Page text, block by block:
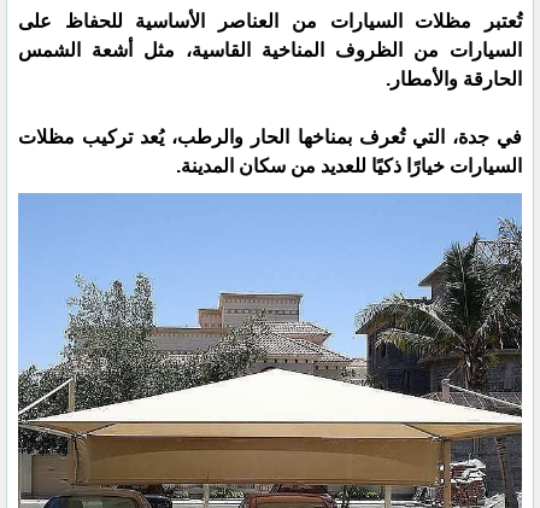
تُعتبر مظلات السيارات من العناصر الأساسية للحفاظ على
السيارات من الظروف المناخية القاسية، مثل أشعة الشمس
الحارقة والأمطار.
في جدة، التي تُعرف بمناخها الحار والرطب، يُعد تركيب مظلات
السيارات خيارًا ذكيًا للعديد من سكان المدينة.